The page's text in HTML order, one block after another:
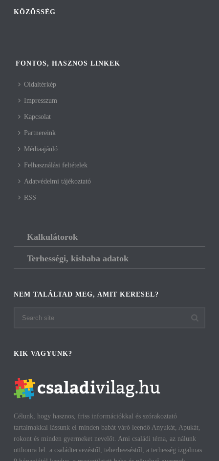
KÖZÖSSÉG
FONTOS, HASZNOS LINKEK
Oldaltérkép
Impresszum
Kapcsolat
Partnereink
Médiaajánló
Felhasználási feltételek
Adatvédelmi tájékoztató
RSS
Kalkulátorok
Terhességi, kisbaba adatok
NEM TALÁLTAD MEG, AMIT KERESEL?
KIK VAGYUNK?
Célunk, hogy hasznos, friss információkkal és szórakoztató
tartalmakkal lássunk el minden babát váró leendő Anyukát, Apukát,
rokont és minden gyermeket nevelőt. Ami családi téma, az nálunk
otthonra lel: a családtervezéstől, teherbeeséstől, a terhesség izgalmas